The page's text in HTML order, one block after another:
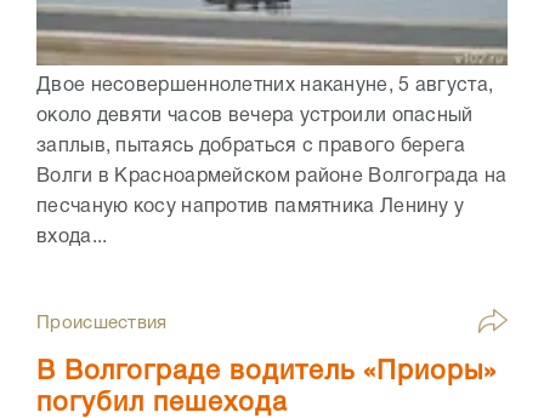
Двое несовершеннолетних накануне, 5 августа,
около девяти часов вечера устроили опасный
заплыв, пытаясь добраться с правого берега
Волги в Красноармейском районе Волгограда на
песчаную косу напротив памятника Ленину у
входа...
Происшествия
В Волгограде водитель «Приоры»
погубил пешехода